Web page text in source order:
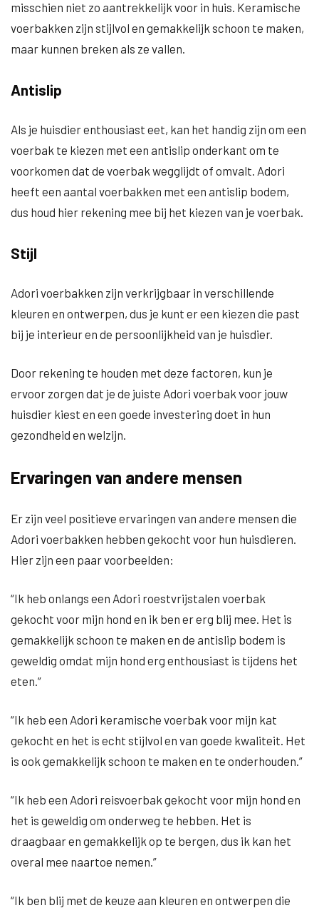
misschien niet zo aantrekkelijk voor in huis. Keramische
voerbakken zijn stijlvol en gemakkelijk schoon te maken,
maar kunnen breken als ze vallen.
Antislip
Als je huisdier enthousiast eet, kan het handig zijn om een
voerbak te kiezen met een antislip onderkant om te
voorkomen dat de voerbak wegglijdt of omvalt. Adori
heeft een aantal voerbakken met een antislip bodem,
dus houd hier rekening mee bij het kiezen van je voerbak.
Stijl
Adori voerbakken zijn verkrijgbaar in verschillende
kleuren en ontwerpen, dus je kunt er een kiezen die past
bij je interieur en de persoonlijkheid van je huisdier.
Door rekening te houden met deze factoren, kun je
ervoor zorgen dat je de juiste Adori voerbak voor jouw
huisdier kiest en een goede investering doet in hun
gezondheid en welzijn.
Ervaringen van andere mensen
Er zijn veel positieve ervaringen van andere mensen die
Adori voerbakken hebben gekocht voor hun huisdieren.
Hier zijn een paar voorbeelden:
“Ik heb onlangs een Adori roestvrijstalen voerbak
gekocht voor mijn hond en ik ben er erg blij mee. Het is
gemakkelijk schoon te maken en de antislip bodem is
geweldig omdat mijn hond erg enthousiast is tijdens het
eten.”
“Ik heb een Adori keramische voerbak voor mijn kat
gekocht en het is echt stijlvol en van goede kwaliteit. Het
is ook gemakkelijk schoon te maken en te onderhouden.”
“Ik heb een Adori reisvoerbak gekocht voor mijn hond en
het is geweldig om onderweg te hebben. Het is
draagbaar en gemakkelijk op te bergen, dus ik kan het
overal mee naartoe nemen.”
“Ik ben blij met de keuze aan kleuren en ontwerpen die